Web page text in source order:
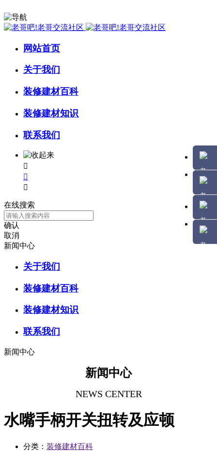
网站首页
关于我们
装修建材百科
装修建材知识
联系我们



在线搜索
确认
取消
新闻中心
关于我们
装修建材百科
装修建材知识
联系我们
新闻中心
新闻中心
NEWS CENTER
水嘴手柄开关扭转及应顿
分类： 装修建材百科